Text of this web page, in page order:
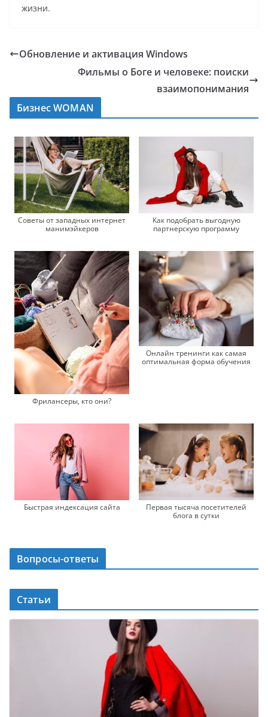
жизни.
Обновление и активация Windows
Фильмы о Боге и человеке: поиски
взаимопонимания
Бизнес WOMAN
Советы от западных интернет
манимэйкеров
Как подобрать выгодную
партнерскую программу
Фрилансеры, кто они?
Онлайн тренинги как самая
оптимальная форма обучения
Быстрая индексация сайта
Первая тысяча посетителей
блога в сутки
Вопросы-ответы
Статьи